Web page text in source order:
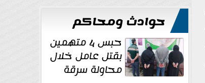
حوادث ومحاكم
حبس 4 متهمين
بقتل عامل خلال
محاولة سرقة